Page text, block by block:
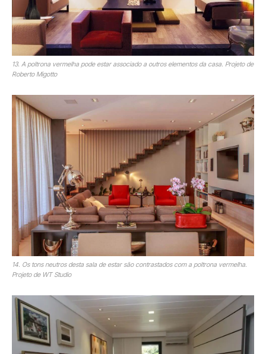
13. A poltrona vermelha pode estar associado a outros elementos da casa. Projeto de
Roberto Migotto
14. Os tons neutros desta sala de estar são contrastados com a poltrona vermelha.
Projeto de WT Studio